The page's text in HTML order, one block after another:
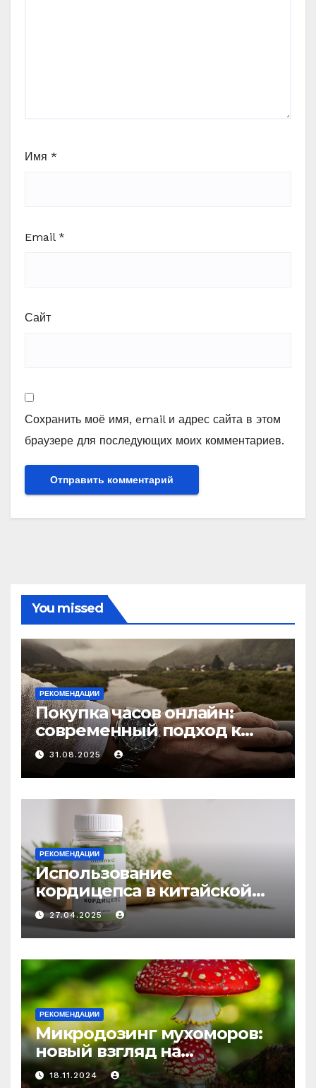
Имя *
Email *
Сайт
Сохранить моё имя, email и адрес сайта в этом
браузере для последующих моих комментариев.
You missed
РЕКОМЕНДАЦИИ
Покупка часов онлайн:
современный подход к
выбору аксессуаров
31.08.2025
РЕКОМЕНДАЦИИ
Использование
кордицепса в китайской
медицине: природное
средство против усталости
и истощения
27.04.2025
РЕКОМЕНДАЦИИ
Микродозинг мухоморов:
новый взгляд на
психоделику
18.11.2024